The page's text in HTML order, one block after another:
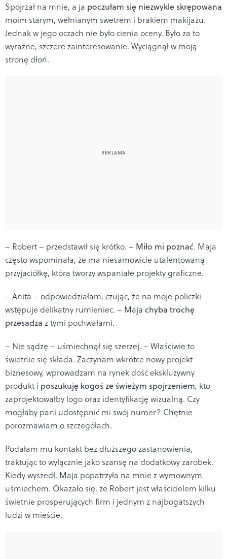
Spojrzał na mnie, a ja poczułam się niezwykle skrępowana
moim starym, wełnianym swetrem i brakiem makijażu.
Jednak w jego oczach nie było cienia oceny. Było za to
wyraźne, szczere zainteresowanie. Wyciągnął w moją
stronę dłoń.
– Robert – przedstawił się krótko. – Miło mi poznać. Maja
często wspominała, że ma niesamowicie utalentowaną
przyjaciółkę, która tworzy wspaniałe projekty graficzne.
– Anita – odpowiedziałam, czując, że na moje policzki
wstępuje delikatny rumieniec. – Maja chyba trochę
przesadza z tymi pochwałami.
– Nie sądzę – uśmiechnął się szerzej. – Właściwie to
świetnie się składa. Zaczynam wkrótce nowy projekt
biznesowy, wprowadzam na rynek dość ekskluzywny
produkt i poszukuję kogoś ze świeżym spojrzeniem, kto
zaprojektowałby logo oraz identyfikację wizualną. Czy
mogłaby pani udostępnić mi swój numer? Chętnie
porozmawiam o szczegółach.
Podałam mu kontakt bez dłuższego zastanowienia,
traktując to wyłącznie jako szansę na dodatkowy zarobek.
Kiedy wyszedł, Maja popatrzyła na mnie z wymownym
uśmiechem. Okazało się, że Robert jest właścicielem kilku
świetnie prosperujących firm i jednym z najbogatszych
ludzi w mieście.